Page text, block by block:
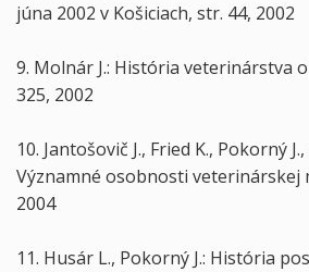
júna 2002 v Košiciach, str. 44, 2002
9. Molnár J.: História veterinárstva
325, 2002
10. Jantošovič J., Fried K., Pokorný
Významné osobnosti veterinárskej
2004
11. Husár L., Pokorný J.: História